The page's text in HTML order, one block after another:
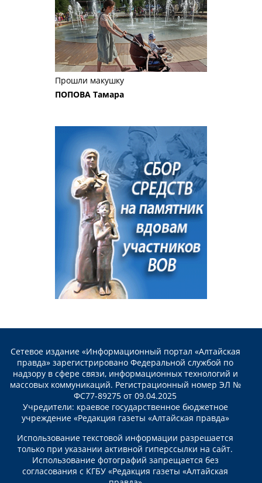
Прошли макушку
ПОПОВА Тамара
Сетевое издание «Информационный портал «Алтайская
правда» зарегистрировано Федеральной службой по
надзору в сфере связи, информационных технологий и
массовых коммуникаций. Регистрационный номер ЭЛ №
ФС77-89275 от 09.04.2025
Учредители: краевое государственное бюджетное
учреждение «Редакция газеты «Алтайская правда»
Использование текстовой информации разрешается
только при указании активной гиперссылки на сайт.
Использование фотографий запрещается без
согласования с КГБУ «Редакция газеты «Алтайская